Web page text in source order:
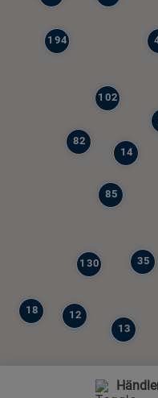
85
194
130
82
35
102
14
12
13
18